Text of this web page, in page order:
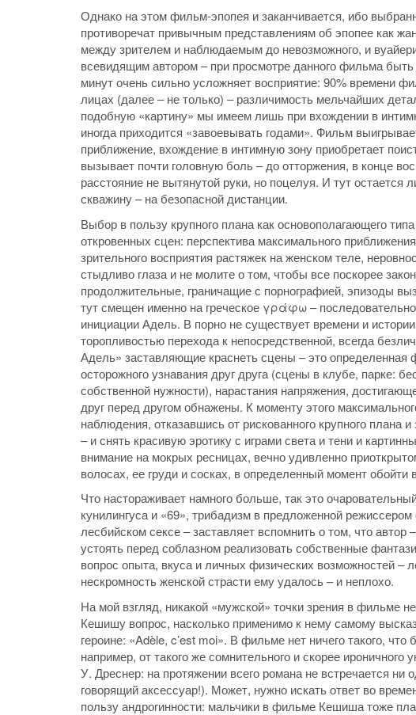
Однако на этом фильм-эпопея и заканчивается, ибо
противоречат привычным представлениям об эпопее как
между зрителем и наблюдаемым до невозможного, и
всевидящим автором – при просмотре данного фильма
минут очень сильно усложняет восприятие: 90% времени
лицах (далее – не только) – различимость мельчайших
подобную «картину» мы имеем лишь при вхождении в
иногда приходится «завоевывать годами». Фильм
приближение, вхождение в интимную зону приобретает
вызывает почти головную боль – до отторжения, в конце
расстояние не вытянутой руки, но поцелуя. И тут
скважину – на безопасной дистанции.
Выбор в пользу крупного плана как основополагающего
откровенных сцен: перспектива максимального
зрительного восприятия растяжек на женском теле,
стыдливо глаза и не молите о том, чтобы все поскорее
продолжительные, граничащие с порнографией, эпизоды
тут смещен именно на греческое γράφω –
инициации Адель. В порно не существует времени и
торопливостью перехода к непосредственной, всегда
Адель» заставляющие краснеть сцены – это определенная
осторожного узнавания друг друга (сцены в клубе, парке:
собственной нужности), нарастания напряжения,
друг перед другом обнажены. К моменту этого
наблюдения, отказавшись от рискованного крупного
– и снять красивую эротику с играми света и тени и
внимание на мокрых ресницах, вечно удивленно
волосах, ее груди и сосках, в определенный момент обойти
Что настораживает намного больше, так это
кунилингуса и «69», трибадизм в предложенной
лесбийском сексе – заставляет вспомнить о том, что
устоять перед соблазном реализовать собственные
вопрос опыта, вкуса и личных физических возможностей
нескромность женской страсти ему удалось – и неплохо.
На мой взгляд, никакой «мужской» точки зрения в фильме
Кешишу вопрос, насколько применимо к нему самому
героине: «Adèle, c’est moi». В фильме нет ничего такого,
например, от такого же сомнительного и скорее
У. Дреснер: на протяжении всего романа не встречается
говорящий аксессуар!). Может, нужно искать ответ во
пользу андрогинности: мальчики в фильме Кешиша тоже